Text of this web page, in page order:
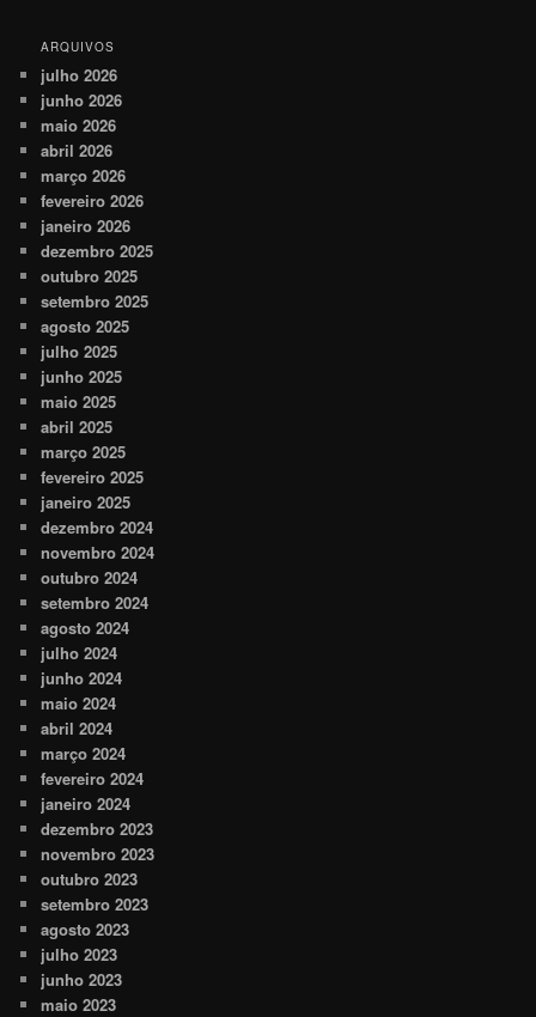
ARQUIVOS
julho 2026
junho 2026
maio 2026
abril 2026
março 2026
fevereiro 2026
janeiro 2026
dezembro 2025
outubro 2025
setembro 2025
agosto 2025
julho 2025
junho 2025
maio 2025
abril 2025
março 2025
fevereiro 2025
janeiro 2025
dezembro 2024
novembro 2024
outubro 2024
setembro 2024
agosto 2024
julho 2024
junho 2024
maio 2024
abril 2024
março 2024
fevereiro 2024
janeiro 2024
dezembro 2023
novembro 2023
outubro 2023
setembro 2023
agosto 2023
julho 2023
junho 2023
maio 2023